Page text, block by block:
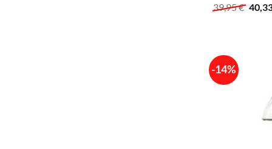
39,95€
Preis
-14%